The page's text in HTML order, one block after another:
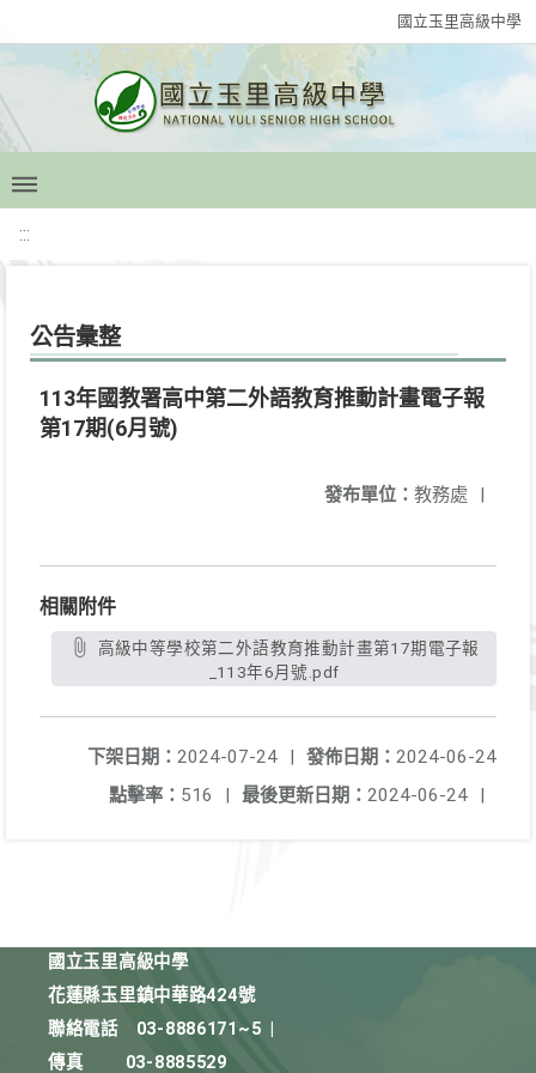
國立玉里高級中學
:::
公告彙整
113年國教署高中第二外語教育推動計畫電子報
第17期(6月號)
發布單位： 教務處 |
相關附件
_113年6月號.pdf
發佈日期： 2024-06-24
下架日期： 2024-07-24
|
最後更新日期： 2024-06-24 |
點擊率： 516 |
國立玉里高級中學
花蓮縣玉里鎮中華路424號
聯絡電話
03-8886171~5
傳真
03-8885529